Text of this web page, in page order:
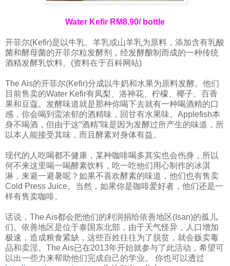
Water Kefir RM8.90/ bottle
开菲尔(Kefir)是以牛乳、羊乳或山羊乳为原料，添加含有乳酸
菌和酵母菌的开菲尔粒发酵剂，经发酵酿制而成的一种传统
酒精发酵乳饮料。(资料在于百科网站)
The Ais的开菲尔(Kefir)分成以牛奶和水果为原料发酵。他们
目前售卖的Water Kefir有凤梨、洛神花、柠檬、椰子、百香
果和豆蔻。发酵味道就是那种你喝下去就有一种喝酒精的口
感，你会喝到蛮浓郁的酒精味，回甘有水果味。Applefish本
身不喝酒，但由于这“酒精”味是因为发酵过所产生的味道，所
以本人能接受其味，而且酵素对身体有益。
现代的人吃喝都不健康，某种咖啡喝多其实也会伤身，所以
何不来这里喝一喝酵素饮料，吃一吃他们用心制作的冰淇
淋，来避一避暑呢？如果不喜欢酵素的味道，他们也有售卖
Cold Press Juice。当然，如果你是咖啡爱好者，他们还是一
样有售卖咖啡。
话说，The Ais都会把他们的利润捐给依善地区(Isan)的孤儿
们。依善地区是位于泰国东北部，由于天气怪异，人口增加
极速，造成粮食紧缺，这些百姓往往为了脱贫，就会贩卖毒
品和卖淫。The Ais已在2013年开始就参与了此活动，希望可
以出一些力来帮助他们完成自己的学业。 你也可以透过